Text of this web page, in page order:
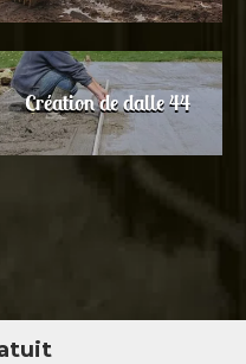
Création de dalle 44